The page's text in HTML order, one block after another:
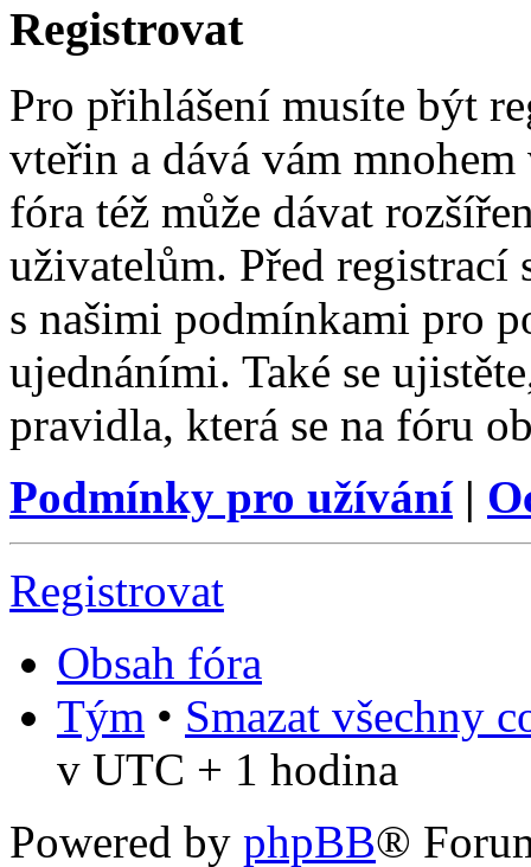
Registrovat
Pro přihlášení musíte být
vteřin a dává vám
fóra též může dávat
uživatelům. Před registrací
s našimi podmínkami pro
ujednáními. Také se
pravidla, která se na fóru
Podmínky pro užívání|
Registrovat
Obsah fóra
Tým • Smazat všechny
v UTC + 1 hodina
Powered by phpBB®